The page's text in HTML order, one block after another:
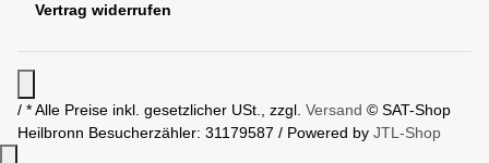
Vertrag widerrufen
/ * Alle Preise inkl. gesetzlicher USt., zzgl. Versand © SAT-Shop
Heilbronn Besucherzähler: 31179587 / Powered by JTL-Shop